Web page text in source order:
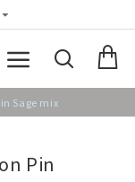
Sage mix
Pin